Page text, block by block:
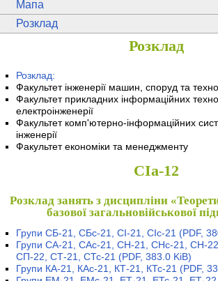
Мапа
Розклад
Розклад
Розклад:
Факультет інженерії машин, споруд та
Факультет прикладних інформаційних
електроінженерії
Факультет комп'ютерно-інформаційних
інженерії
Факультет економіки та менеджменту
СІа-12
Розклад занять з дисципліни
базової загальновійськової
Групи СБ-21, СБс-21, СІ-21, СІс-21 (PDF,
Групи СА-21, САс-21, СН-21, СНс-21, СН-
СП-22, СТ-21, СТс-21 (PDF, 383.0 KiB)
Групи КА-21, КАс-21, КТ-21, КТс-21 (PDF,